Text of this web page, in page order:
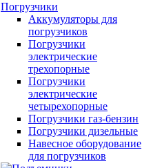
Погрузчики
Аккумуляторы для
погрузчиков
Погрузчики
электрические
трехопорные
Погрузчики
электрические
четырехопорные
Погрузчики газ-бензин
Погрузчики дизельные
Навесное оборудование
для погрузчиков